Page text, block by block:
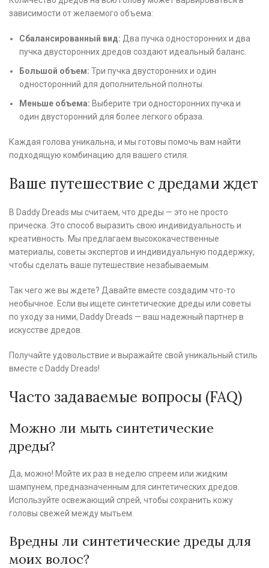
зависимости от желаемого объема:
Сбалансированный вид: Два пучка односторонних и два
пучка двусторонних дредов создают идеальный баланс.
Большой объем: Три пучка двусторонних и один
односторонний для дополнительной полноты.
Меньше объема: Выберите три односторонних пучка и
один двусторонний для более легкого образа.
Каждая голова уникальна, и мы готовы помочь вам найти
подходящую комбинацию для вашего стиля.
Ваше путешествие с дредами ждет
В Daddy Dreads мы считаем, что дреды — это не просто
прическа. Это способ выразить свою индивидуальность и
креативность. Мы предлагаем высококачественные
материалы, советы экспертов и индивидуальную поддержку,
чтобы сделать ваше путешествие незабываемым.
Так чего же вы ждете? Давайте вместе создадим что-то
необычное. Если вы ищете синтетические дреды или советы
по уходу за ними, Daddy Dreads — ваш надежный партнер в
искусстве дредов.
Получайте удовольствие и выражайте свой уникальный стиль
вместе с Daddy Dreads!
Часто задаваемые вопросы (FAQ)
Можно ли мыть синтетические
дреды?
Да, можно! Мойте их раз в неделю спреем или жидким
шампунем, предназначенным для синтетических дредов.
Используйте освежающий спрей, чтобы сохранить кожу
головы свежей между мытьем.
Вредны ли синтетические дреды для
моих волос?